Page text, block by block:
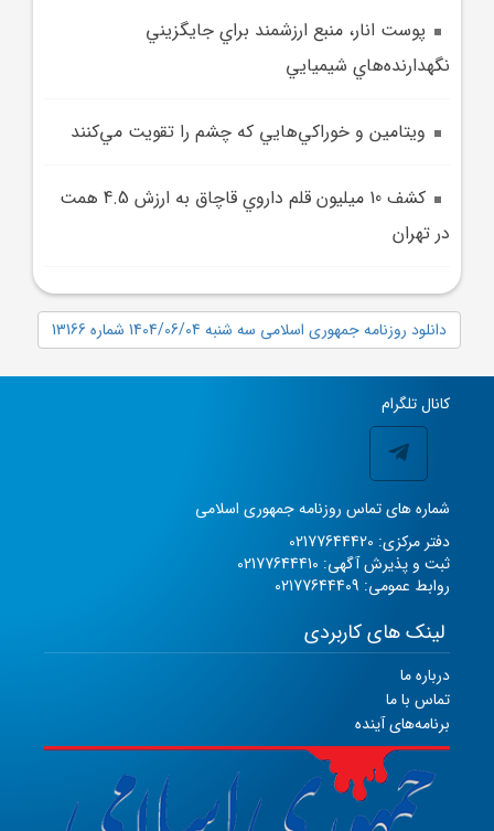
پوست انار، منبع ارزشمند براي جايگزيني
نگهدارنده‌هاي شيميايي
ويتامين و خوراکي‌هايي که چشم را تقويت مي‌کنند
کشف 10 ميليون قلم داروي قاچاق به ارزش 4.5 همت
در تهران
دانلود روزنامه جمهوری اسلامی سه شنبه 1404/06/04 شماره 13166
کانال تلگرام
شماره های تماس روزنامه جمهوری اسلامی
دفتر مرکزی: 02177644420
ثبت و پذیرش آگهی: 02177644410
روابط عمومی: 02177644409
لینک های کاربردی
درباره ما
تماس با ما
برنامه‌های آینده